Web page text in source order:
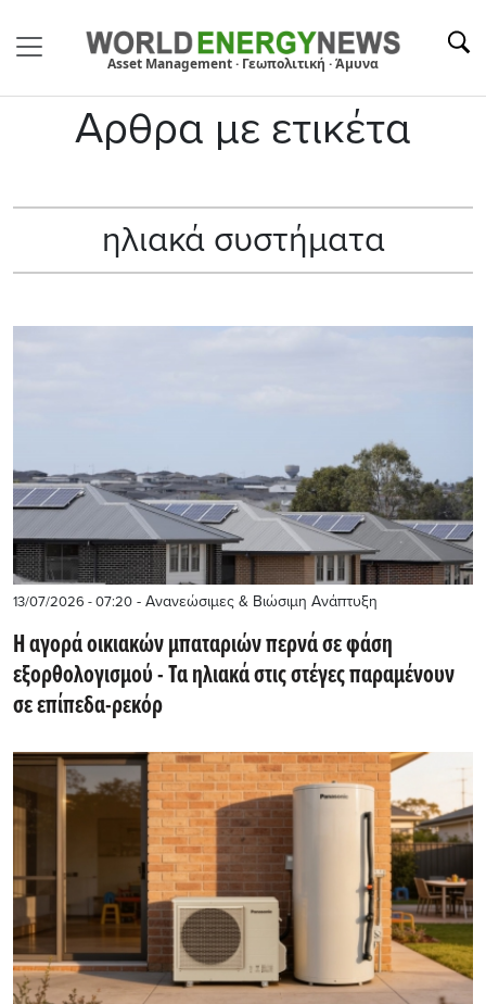
Asset Management · Γεωπολιτική · Άμυνα
Αρθρα με ετικέτα
ηλιακά συστήματα
13/07/2026 - 07:20 - Ανανεώσιμες & Βιώσιμη Ανάπτυξη
Η αγορά οικιακών μπαταριών περνά σε φάση
εξορθολογισμού - Τα ηλιακά στις στέγες παραμένουν
σε επίπεδα-ρεκόρ